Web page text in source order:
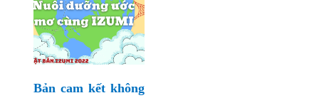
Bản cam kết không